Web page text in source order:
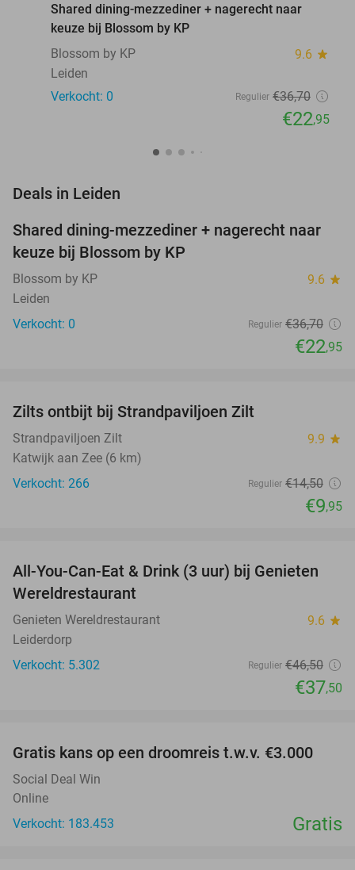
Shared dining-mezzediner + nagerecht naar
keuze bij Blossom by KP
Blossom by KP
9.6 star
Leiden
Verkocht: 0
Regulier €36,70
€22,95
Deals in Leiden
37%
TODAY
Shared dining-mezzediner + nagerecht naar
keuze bij Blossom by KP
Blossom by KP 9.6 star
Leiden
Verkocht: 0
Regulier €36,70
€22,95
Zilts ontbijt bij Strandpaviljoen Zilt
Strandpaviljoen Zilt 9.9 star
Katwijk aan Zee (6 km)
Verkocht: 266
Regulier €14,50
€9,95
19%
All-You-Can-Eat & Drink (3 uur) bij Genieten
Wereldrestaurant
Genieten Wereldrestaurant 9.6 star
Leiderdorp
Verkocht: 5.302
Regulier €46,50
€37,50
Gratis kans op een droomreis t.w.v. €3.000
Social Deal Win
Online
Verkocht: 183.453
Gratis